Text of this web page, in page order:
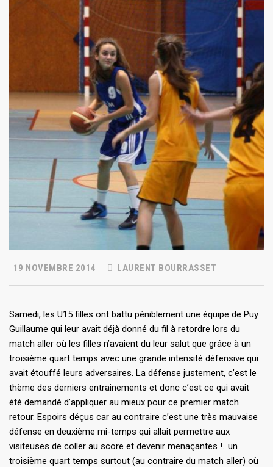
19 NOVEMBRE 2014 LAURENT BOURRASSET
Samedi, les U15 filles ont battu péniblement une équipe de Puy
Guillaume qui leur avait déjà donné du fil à retordre lors du
match aller où les filles n’avaient du leur salut que grâce à un
troisième quart temps avec une grande intensité défensive qui
avait étouffé leurs adversaires. La défense justement, c’est le
thème des derniers entrainements et donc c’est ce qui avait
été demandé d’appliquer au mieux pour ce premier match
retour. Espoirs déçus car au contraire c’est une très mauvaise
défense en deuxième mi-temps qui allait permettre aux
visiteuses de coller au score et devenir menaçantes !…un
troisième quart temps surtout (au contraire du match aller) où